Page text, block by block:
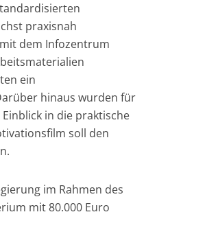
praxisnah
dem Infozentrum
ein
hinaus wurden für
in die praktische
soll den
im Rahmen des
mit 80.000 Euro